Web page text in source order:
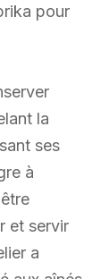
pour
la
ses
à
et servir
a